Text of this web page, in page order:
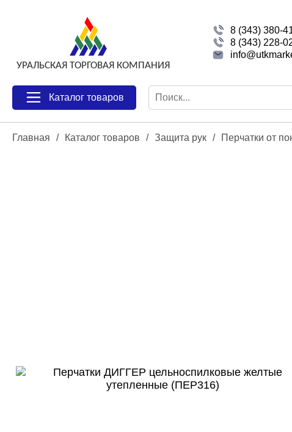
8 (343) 380-
8 (343) 228-
Каталог товаров
Главная / Каталог товаров / Защита рук / Перчатки от